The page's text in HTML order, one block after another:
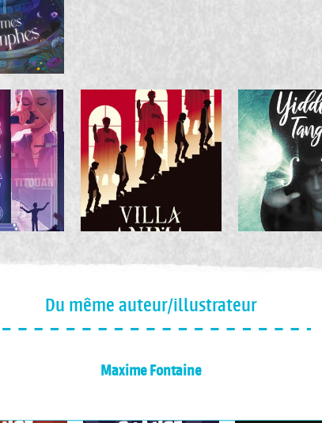
Du même auteur/illustrateur
Maxime Fontaine